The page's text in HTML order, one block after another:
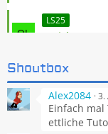
LS25
Savegame
tobias95
Shoutbox
Alex2084 3.
Einfach mal
ettliche